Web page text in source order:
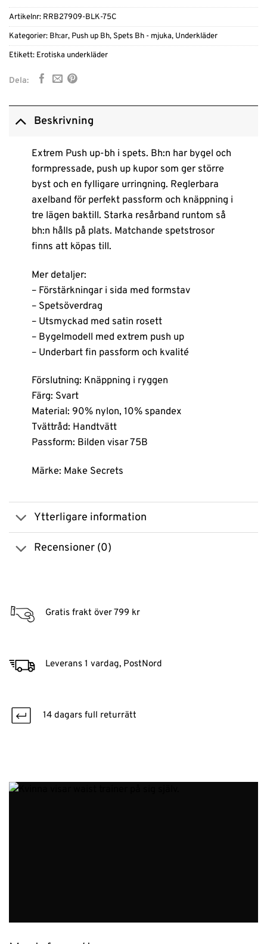
Artikelnr: RRB27909-BLK-75C
Kategorier: Bh:ar, Push up Bh, Spets Bh - mjuka, Underkläder
Etikett: Erotiska underkläder
Dela:
Beskrivning
Extrem Push up-bh i spets. Bh:n har bygel och
formpressade, push up kupor som ger större
byst och en fylligare urringning. Reglerbara
axelband för perfekt passform och knäppning i
tre lägen baktill. Starka resårband runtom så
bh:n hålls på plats. Matchande spetstrosor
finns att köpas till.
Mer detaljer:
– Förstärkningar i sida med formstav
– Spetsöverdrag
– Utsmyckad med satin rosett
– Bygelmodell med extrem push up
– Underbart fin passform och kvalité
Förslutning: Knäppning i ryggen
Färg: Svart
Material: 90% nylon, 10% spandex
Tvättråd: Handtvätt
Passform: Bilden visar 75B
Märke: Make Secrets
Ytterligare information
Recensioner (0)
Gratis frakt över 799 kr
Leverans 1 vardag, PostNord
14 dagars full returrätt